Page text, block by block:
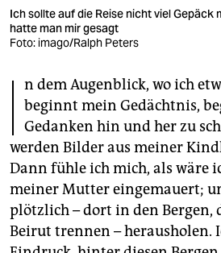
shop
fragen & hilfe
unterstützen
genossenschaft
Ich sollte auf die Reise nicht viel Gepäck
hatte man mir gesagt
Foto: imago/Ralph Peters
I n dem Augenblick, wo ich
beginnt mein Gedächtnis,
Gedanken hin und her zu
werden Bilder aus meiner
Dann fühle ich mich, als wäre
meiner Mutter eingemauert;
plötzlich – dort in den Bergen,
Beirut trennen – herausholen.